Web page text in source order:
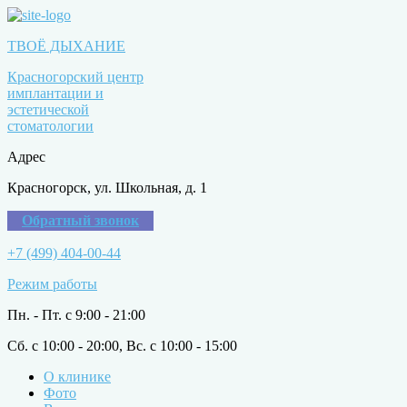
ТВОЁ ДЫХАНИЕ
Красногорский центр
имплантации и
эстетической
стоматологии
Адрес
Красногорск, ул. Школьная, д. 1
Обратный звонок
+7 (499) 404-00-44
Режим работы
Пн. - Пт. с 9:00 - 21:00
Сб. с 10:00 - 20:00, Вс. с 10:00 - 15:00
О клинике
Фото